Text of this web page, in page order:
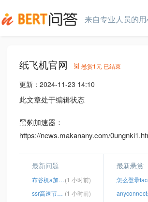
来自专业人员的
纸飞机官网 悬赏1元 已结束
更新： 2024-11-23 14:10
此文章处于编辑状态
黑豹加速器：
https://news.makanany.com/
最新问题
布谷机a加速器 破解(1 小时前)
ssr高速节点购买网站 (1 小时前)
最新悬赏